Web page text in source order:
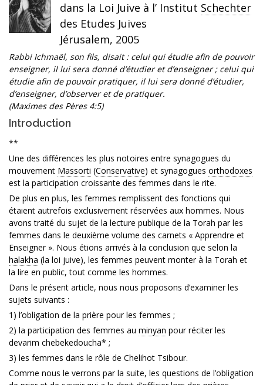
dans la Loi Juive à l’ Institut Schechter
des Etudes Juives
Jérusalem, 2005
Rabbi Ichmaël, son fils, disait : celui qui étudie afin de pouvoir
enseigner, il lui sera donné d’étudier et d’enseigner ; celui qui
étudie afin de pouvoir pratiquer, il lui sera donné d’étudier,
d’enseigner, d’observer et de pratiquer.
(Maximes des Pères 4:5)
Introduction
**
Une des différences les plus notoires entre synagogues du
mouvement Massorti (Conservative) et synagogues orthodoxes
est la participation croissante des femmes dans le rite.
De plus en plus, les femmes remplissent des fonctions qui
étaient autrefois exclusivement réservées aux hommes. Nous
avons traité du sujet de la lecture publique de la Torah par les
femmes dans le deuxième volume des carnets « Apprendre et
Enseigner ». Nous étions arrivés à la conclusion que selon la
halakha (la loi juive), les femmes peuvent monter à la Torah et
la lire en public, tout comme les hommes.
Dans le présent article, nous nous proposons d’examiner les
sujets suivants :
1) l’obligation de la prière pour les femmes ;
2) la participation des femmes au minyan pour réciter les
devarim chebekedoucha* ;
3) les femmes dans le rôle de Chelihot Tsibour.
Comme nous le verrons par la suite, les questions de l’obligation